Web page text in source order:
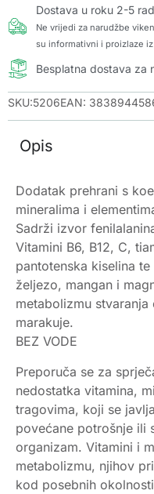
Dostava u roku 2-5
Ne vrijedi za narudžbe
su informativni i proizlaze
Besplatna dostava za
SKU:5206EAN:
Opis
Dodatak prehrani s
mineralima i
Sadrži izvor
Vitamini B6, B12, C,
pantotenska kiselina
željezo, mangan i
metabolizmu stvaranja
marakuje.
BEZ VODE
Preporuča se za
nedostatka vitamina,
tragovima, koji se
povećane potrošnje ili
organizam. Vitamini i
metabolizmu, njihov
kod posebnih